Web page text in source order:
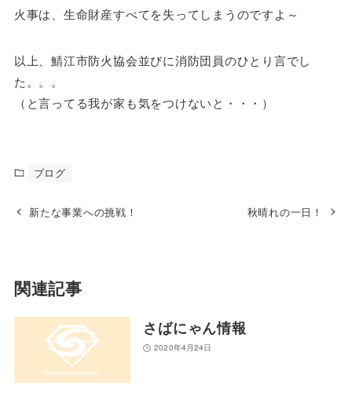
火事は、生命財産すべてを失ってしまうのですよ～
以上、鯖江市防火協会並びに消防団員のひとり言でし
た。。。
（と言ってる我が家も気をつけないと・・・）
ブログ
新たな事業への挑戦！ 秋晴れの一日！
関連記事
さばにゃん情報
2020年4月24日